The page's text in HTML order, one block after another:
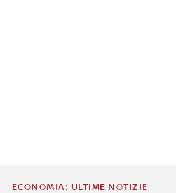
ECONOMIA: ULTIME NOTIZIE